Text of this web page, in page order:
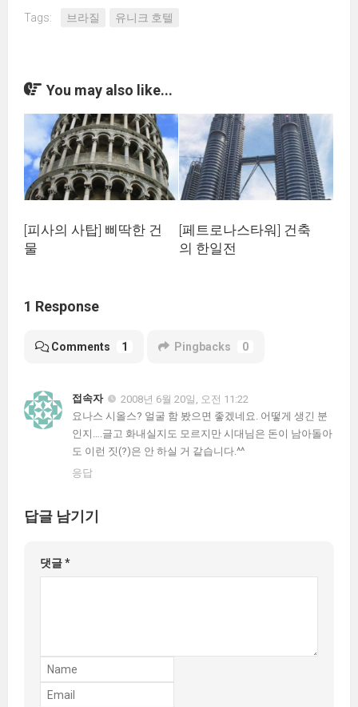
Tags: 브라질 유니크 호텔
You may also like...
[피사의 사탑] 삐딱한 건
물
[페트로나스타워] 건축
의 한일전
1 Response
Comments 1 Pingbacks 0
접속자
2008년 6월 20일, 오전 11:22
요나스 시올스? 얼굴 함 봤으면 좋겠네요. 어떻게 생긴 분
인지….글고 화내실지도 모르지만 시대님은 돈이 남아돌아
도 이런 짓(?)은 안 하실 거 같습니다.^^
응답
답글 남기기
댓글*